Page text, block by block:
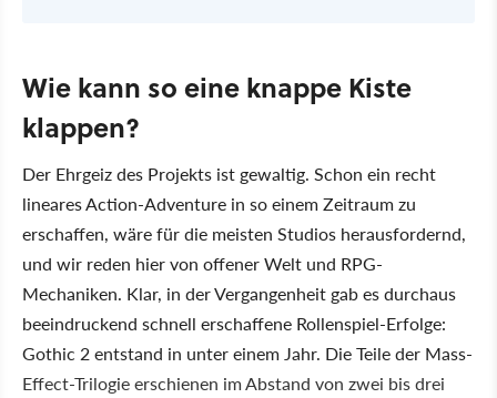
Wie kann so eine knappe Kiste
klappen?
Der Ehrgeiz des Projekts ist gewaltig. Schon ein recht
lineares Action-Adventure in so einem Zeitraum zu
erschaffen, wäre für die meisten Studios herausfordernd,
und wir reden hier von offener Welt und RPG-
Mechaniken. Klar, in der Vergangenheit gab es durchaus
beeindruckend schnell erschaffene Rollenspiel-Erfolge:
Gothic 2 entstand in unter einem Jahr. Die Teile der Mass-
Effect-Trilogie erschienen im Abstand von zwei bis drei